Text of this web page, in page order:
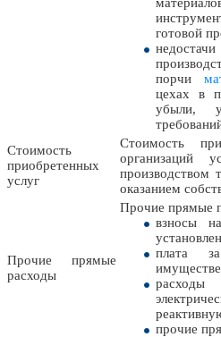
готовой
порчи
цехах в
убыли,
Стоимость
приобретенных
услуг
Стоимость
организаций
производством
оказанием
Прочие прямые
расходы
Прочие прямые
взносы
плата
прочие